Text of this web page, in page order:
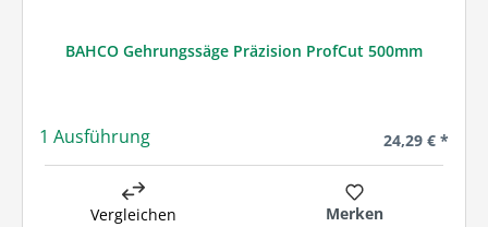
BAHCO Gehrungssäge Präzision ProfCut 500mm
1 Ausführung Regulärer
24,29 € *
Vergleichen Merken